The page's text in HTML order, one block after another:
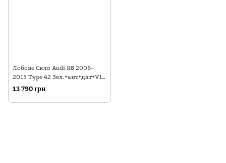
Лобове Скло Audi R8 2006-
2015 Type 42 Зел.+ант+дат+VIN
2D Coupe Accust
13 790 грн